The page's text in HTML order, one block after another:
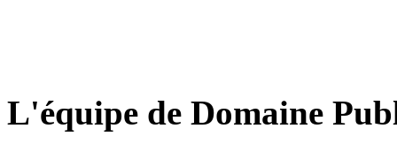
L'équipe de Domaine